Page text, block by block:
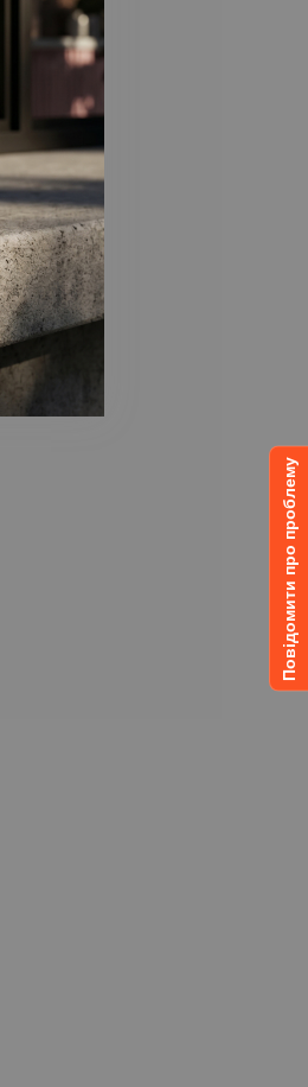
Повідомити про проблему